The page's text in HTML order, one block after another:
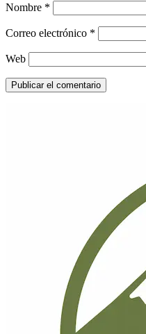
Nombre *
Correo electrónico *
Web